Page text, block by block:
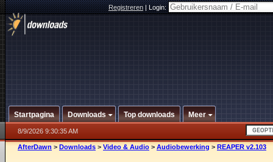
Registreren|Login:
Startpagina Downloads Top downloads Meer
8/9/2026 9:30:35 AM
AfterDawn > Downloads > Video & Audio > Audiobewerking > REAPER v2.103